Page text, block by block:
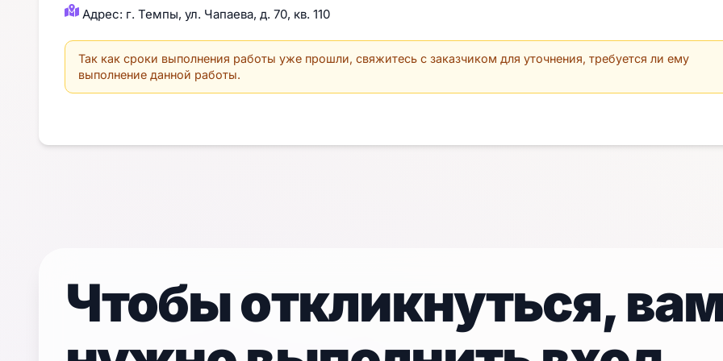
Адрес: г. Темпы, ул. Чапаева, д. 70, кв. 110
Так как сроки выполнения работы уже прошли, свяжитесь с заказчиком для уточнения, требуется ли ему
выполнение данной работы.
Чтобы откликнуться,